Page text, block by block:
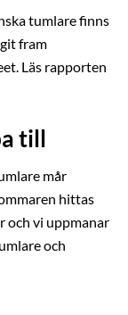
tumlare finns
fram
Läs rapporten
till
mår
hittas
och vi uppmanar
och